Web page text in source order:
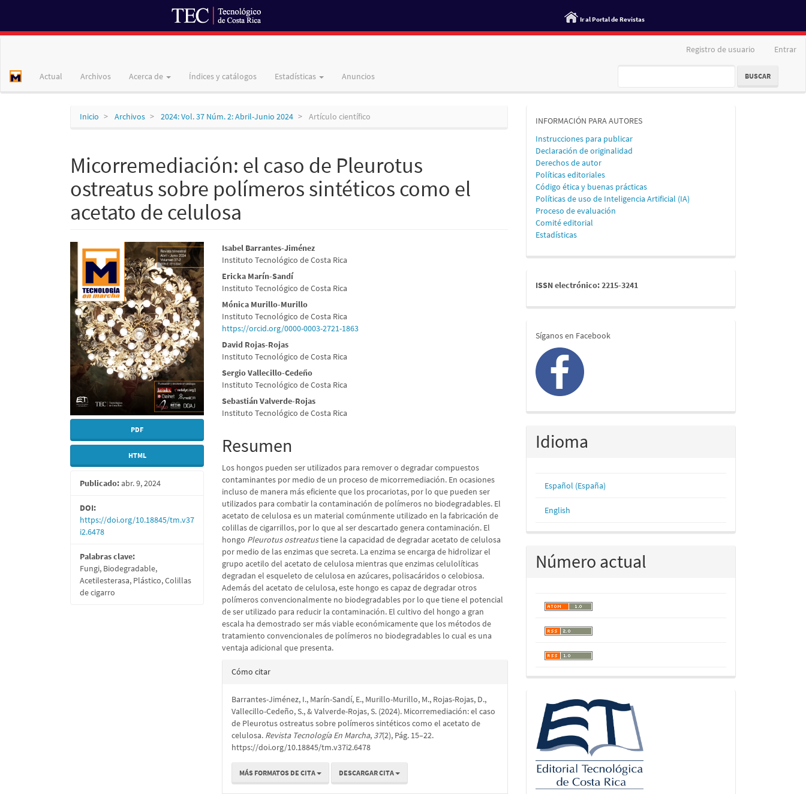
Ir al Portal de Revistas
principal
Registro de usuario Entrar
Actual Archivos Acerca de Índices y catálogos Estadísticas Anuncios BUSCAR
Inicio Archivos 2024: Vol. 37 Núm. 2: Abril-Junio 2024 Artículo científico
Micorremediación: el caso de Pleurotus
ostreatus sobre polímeros sintéticos como el
acetato de celulosa
Barra
lateral
del
artículo
PDF
HTML
Publicado:abr. 9, 2024
DOI:
https://doi.org/10.18845/tm.v37
i2.6478
Palabras clave:
Fungi, Biodegradable,
Acetilesterasa, Plástico, Colillas
de cigarro
Contenido
principal
del
artículo
Isabel Barrantes-Jiménez
Instituto Tecnológico de Costa Rica
Ericka Marín-Sandí
Instituto Tecnológico de Costa Rica
Mónica Murillo-Murillo
Instituto Tecnológico de Costa Rica
https://orcid.org/0000-0003-2721-1863
David Rojas-Rojas
Instituto Tecnológico de Costa Rica
Sergio Vallecillo-Cedeño
Instituto Tecnológico de Costa Rica
Sebastián Valverde-Rojas
Instituto Tecnológico de Costa Rica
Resumen
Los hongos pueden ser utilizados para remover o degradar compuestos
contaminantes por medio de un proceso de micorremediación. En ocasiones
incluso de manera más eficiente que los procariotas, por lo que pueden ser
utilizados para combatir la contaminación de polímeros no biodegradables. El
acetato de celulosa es un material comúnmente utilizado en la fabricación de
colillas de cigarrillos, por lo que al ser descartado genera contaminación. El
hongo Pleurotus ostreatustiene la capacidad de degradar acetato de celulosa
por medio de las enzimas que secreta. La enzima se encarga de hidrolizar el
grupo acetilo del acetato de celulosa mientras que enzimas celulolíticas
degradan el esqueleto de celulosa en azúcares, polisacáridos o celobiosa.
Además del acetato de celulosa, este hongo es capaz de degradar otros
polímeros convencionalmente no biodegradables por lo que tiene el potencial
de ser utilizado para reducir la contaminación. El cultivo del hongo a gran
escala ha demostrado ser más viable económicamente que los métodos de
tratamiento convencionales de polímeros no biodegradables lo cual es una
ventaja adicional que presenta.
Detalles
artículo
Cómo citar
Barrantes-Jiménez, I., Marín-Sandí, E., Murillo-Murillo, M., Rojas-Rojas, D.,
Vallecillo-Cedeño, S., & Valverde-Rojas, S. (2024). Micorremediación: el caso
de Pleurotus ostreatus sobre polímeros sintéticos como el acetato de
celulosa. Revista Tecnología En Marcha, 37(2), Pág. 15–22.
https://doi.org/10.18845/tm.v37i2.6478
MÁS FORMATOS DE CITA DESCARGAR CITA
informacion
INFORMACIÓN PARA AUTORES
Instrucciones para publicar
Declaración de originalidad
Derechos de autor
Políticas editoriales
Código ética y buenas prácticas
Políticas de uso de Inteligencia Artificial (IA)
Proceso de evaluación
Comité editorial
Estadísticas
issn
ISSN electrónico: 2215-3241
redes
Síganos en Facebook
Idioma
Español (España)
English
Número actual
logos